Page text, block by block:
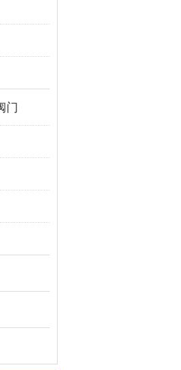
门